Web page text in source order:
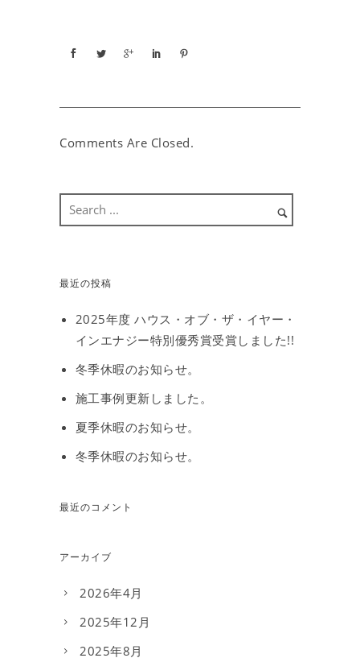
Comments Are Closed.
最近の投稿
2025年度 ハウス・オブ・ザ・イヤー・
インエナジー特別優秀賞受賞しました!!
冬季休暇のお知らせ。
施工事例更新しました。
夏季休暇のお知らせ。
冬季休暇のお知らせ。
最近のコメント
アーカイブ
2026年4月
2025年12月
2025年8月